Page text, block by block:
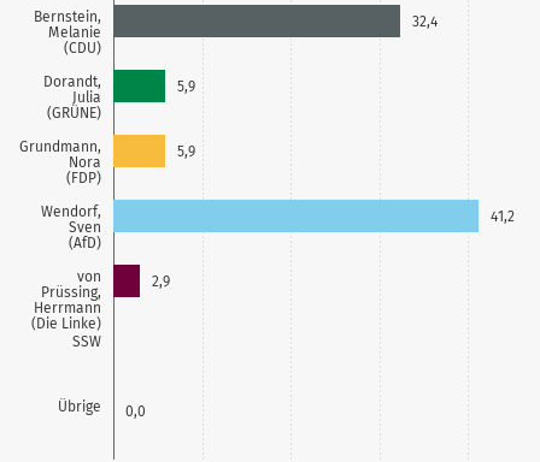
Bernstein,
Melanie
(CDU)
Dorandt,
Julia
(GRÜNE)
Grundmann,
Nora
(FDP)
Wendorf,
Sven
(AfD)
von
Prüssing,
Herrmann
(Die Linke)
SSW
Übrige
32,4
5,9
5,9
41,2
2,9
0,0